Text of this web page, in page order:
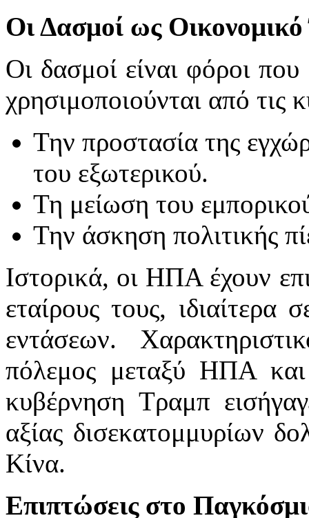
Οι Δασμοί ως
Οι δασμοί είναι φόροι
χρησιμοποιούνται από τις
Την προστασία της
του εξωτερικού.
Τη μείωση του
Την άσκηση πολιτικής
Ιστορικά, οι ΗΠΑ έχουν
εταίρους τους, ιδιαίτερα
εντάσεων.
πόλεμος μεταξύ ΗΠΑ
κυβέρνηση Τραμπ
αξίας δισεκατομμυρίων
Κίνα.
Επιπτώσεις στο